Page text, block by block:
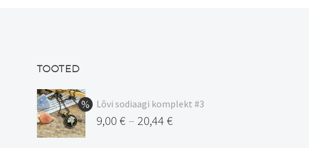
TOOTED
Lõvi sodiaagi komplekt #3
9,00 € – 20,44 €